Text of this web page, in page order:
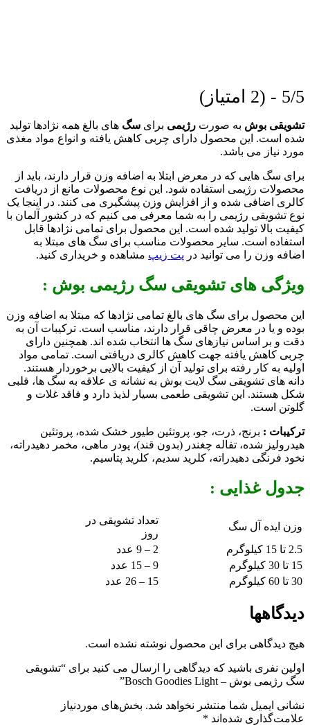
5/5 - (2 امتیاز)
تشویقی بوش به صورت رژیمی برای سگ های بالغ همه نژادها تولید
شده است. این محصول دارای چربی کاهش یافته و انواع مواد مغذی
مورد نیاز می باشد.
برای سگ هایی که در معرض ابتلا به اضافه وزن قرار دارند، باید از
محصولات رژیمی استفاده شود. این نوع محصولات مانع از دریافت
کالری اضافی شده و از افزایش وزن پیشگیری می کنند. در اینجا یک
نوع تشویقی رژیمی را به شما معرفی می کنیم که در کشور آلمان با
کیفیت بالا تولید شده است. این محصول برای تمامی نژادها قابل
استفاده است. سایر محصولات مناسب برای سگ های مبتلا به
اضافه وزن را می توانید در پت زیپ مشاهده و خریداری کنید.
ویژگی های تشویقی سگ رژیمی بوش :
این محصول برای سگ های بالغ تمامی نژادها که مبتلا به اضافه وزن
بوده و یا در معرض چاقی قرار دارند، مناسب است. ترکیبات آن به
دقت و بر اساس نیازهای سگ ها انتخاب شده اند. همچنین دارای
چربی کاهش یافته جهت کاهش کالری دریافتی است. تمامی مواد
اولیه به کار رفته برای تولید آن از کیفیت بالایی برخوردار هستند.
دانه های تشویقی سگ لایت بوش به نشانه ی علاقه به سگ ها، قلبی
شکل هستند. این تشویقی طعمی بسیار لذیذ دارد و فاقد غلات و
گلوتن است.
ترکیبات : برنج، ذرت، جو، پروتئین طیور خشک شده، پروتئین
هیدرولیز شده، تفاله چغندر (بدون قند)، پودر ماهی، مخمر دهیدراته،
نخود فرنگی دهیدراته، کلرید سدیم، کلرید پتاسیم.
جدول غذایی :
وزن ایده آل سگ
تعداد تشویقی در
روز
2.5 تا 15 کیلوگرم
2 – 9 عدد
15 تا 30 کیلوگرم
9 – 15 عدد
30 تا 60 کیلوگرم
15 – 26 عدد
دیدگاهها
هیچ دیدگاهی برای این محصول نوشته نشده است.
اولین نفری باشید که دیدگاهی را ارسال می کنید برای “تشویقی
سگ رژیمی بوش – Bosch Goodies Light”
نشانی ایمیل شما منتشر نخواهد شد. بخش‌های موردنیاز
علامت‌گذاری شده‌اند *